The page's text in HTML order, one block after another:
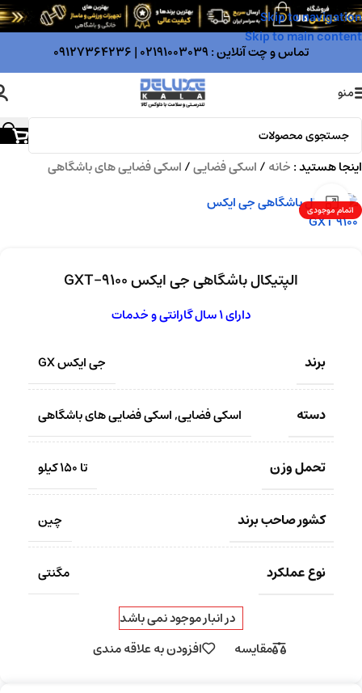
Skip to navigation
Skip to main content
تماس و چت آنلاین :02191003039
|
09127364236
منو
اینجا هستید :خانه/اسکی فضایی/اسکی فضایی های باشگاهی
اتمام موجودیبزرگنمایی تصویر
الپتیکال باشگاهی جی ایکس GXT-9100
دارای 1 سال گارانتی و خدمات
برند جی ایکس GX
دسته اسکی فضایی,اسکی فضایی های باشگاهی
تحمل وزن تا 150 کیلو
کشور صاحب برند چین
نوع عملکرد مگنتی
در انبار موجود نمی باشد
مقایسه
افزودن به علاقه مندی